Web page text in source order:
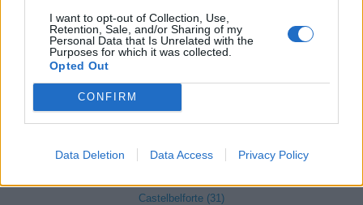
I want to opt-out of Collection, Use,
Retention, Sale, and/or Sharing of my
Personal Data that Is Unrelated with the
Purposes for which it was collected.
Opted Out
CONFIRM
Data Deletion Data Access Privacy Policy
Motteggiana (43)
Canneto sull'Oglio (71)
Casalmoro (31)
Castelbelforte (31)